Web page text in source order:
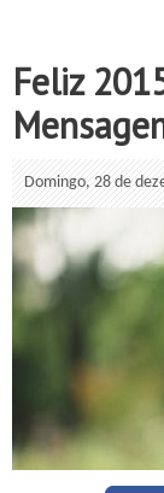
Feliz
Domingo, 28 de